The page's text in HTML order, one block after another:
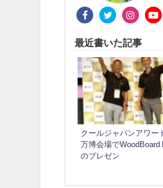
最近書いた記事
クールジャパンアワー
万博会場でWoodBoard
のプレゼン